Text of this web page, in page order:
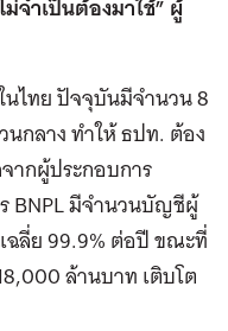
จําเป็นต้องมาใช้” ผู้
นไทย ปัจจุบันมีจำนวน 8
กลาง ทำให้ ธปท. ต้อง
ากผู้ประกอบการ
BNPL มีจำนวนบัญชีผู้
ลี่ย 99.9% ต่อปี ขณะที่
ล้านบาท เติบโต